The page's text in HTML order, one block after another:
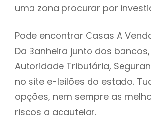
uma zona procurar por
Pode encontrar Casas A
Da Banheira junto dos
Autoridade Tributária,
no site e-leilões do estado.
opções, nem sempre as
riscos a acautelar.